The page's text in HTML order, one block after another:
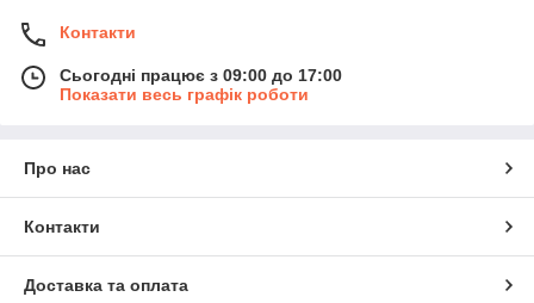
Контакти
Сьогодні працює з 09:00 до 17:00
Показати весь графік роботи
Про нас
Контакти
Доставка та оплата